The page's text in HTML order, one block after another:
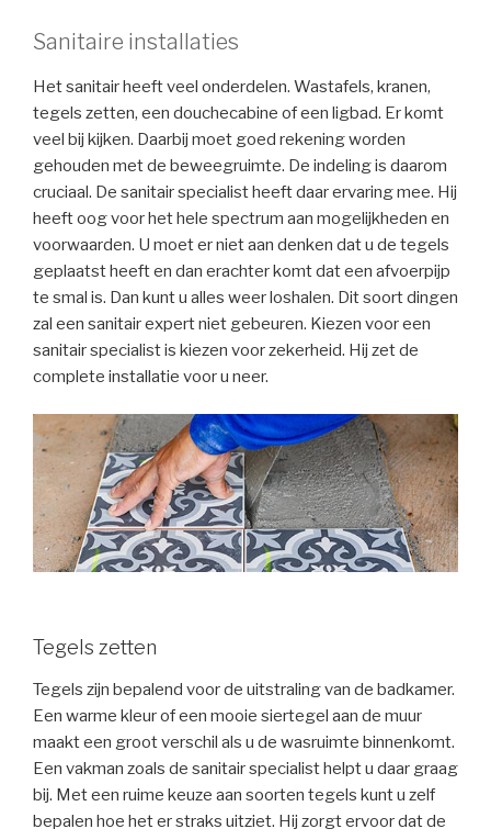
Sanitaire installaties
Het sanitair heeft veel onderdelen. Wastafels, kranen,
tegels zetten, een douchecabine of een ligbad. Er komt
veel bij kijken. Daarbij moet goed rekening worden
gehouden met de beweegruimte. De indeling is daarom
cruciaal. De sanitair specialist heeft daar ervaring mee. Hij
heeft oog voor het hele spectrum aan mogelijkheden en
voorwaarden. U moet er niet aan denken dat u de tegels
geplaatst heeft en dan erachter komt dat een afvoerpijp
te smal is. Dan kunt u alles weer loshalen. Dit soort dingen
zal een sanitair expert niet gebeuren. Kiezen voor een
sanitair specialist is kiezen voor zekerheid. Hij zet de
complete installatie voor u neer.
Tegels zetten
Tegels zijn bepalend voor de uitstraling van de badkamer.
Een warme kleur of een mooie siertegel aan de muur
maakt een groot verschil als u de wasruimte binnenkomt.
Een vakman zoals de sanitair specialist helpt u daar graag
bij. Met een ruime keuze aan soorten tegels kunt u zelf
bepalen hoe het er straks uitziet. Hij zorgt ervoor dat de